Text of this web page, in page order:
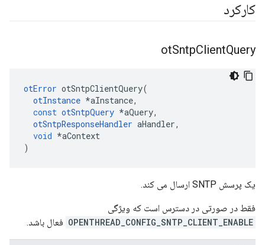
کارکرد
otSntpClientQuery
otError otSntpClientQuery(
otInstance *aInstance,
const otSntpQuery *aQuery,
otSntpResponseHandler aHandler,
void *aContext
)
یک پرسش SNTP ارسال می کند.
فقط در صورتی در دسترس است که ویژگی
OPENTHREAD_CONFIG_SNTP_CLIENT_ENABLE فعال باشد.